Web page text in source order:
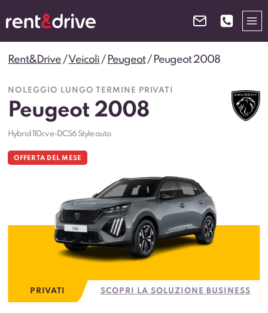
al
contenuto
Rent&Drive /Veicoli / Peugeot/ Peugeot 2008
NOLEGGIO LUNGO TERMINE PRIVATI
Peugeot 2008
Hybrid 110cv e-DCS6 Style auto
OFFERTA DEL MESE
PRIVATI SCOPRI LA SOLUZIONE BUSINESS